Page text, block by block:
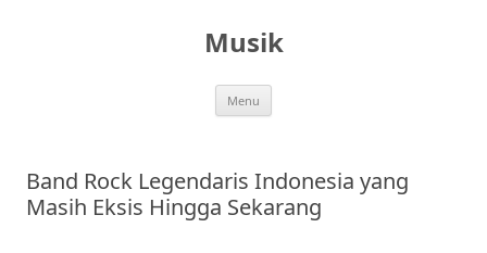
Musik
Menu
Band Rock Legendaris Indonesia yang
Masih Eksis Hingga Sekarang